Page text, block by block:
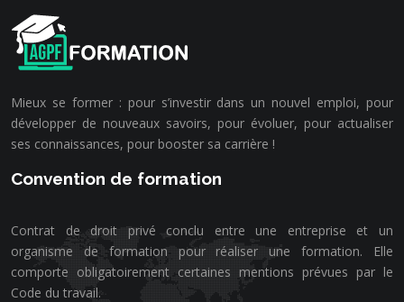
Mieux se former : pour s’investir dans un nouvel emploi, pour
développer de nouveaux savoirs, pour évoluer, pour actualiser
ses connaissances, pour booster sa carrière !
Convention de formation
Contrat de droit privé conclu entre une entreprise et un
organisme de formation pour réaliser une formation. Elle
comporte obligatoirement certaines mentions prévues par le
Code du travail.